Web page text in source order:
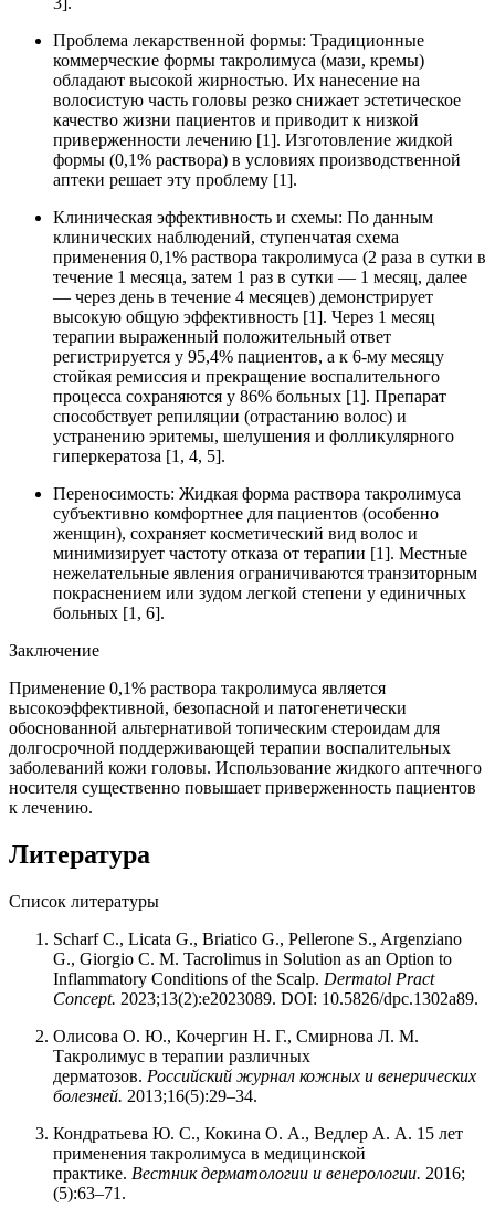
Проблема лекарственной формы: Традиционные
коммерческие формы такролимуса (мази, кремы)
обладают высокой жирностью. Их нанесение на
волосистую часть головы резко снижает эстетическое
качество жизни пациентов и приводит к низкой
приверженности лечению [1]. Изготовление жидкой
формы (0,1% раствора) в условиях производственной
аптеки решает эту проблему [1].
Клиническая эффективность и схемы: По данным
клинических наблюдений, ступенчатая схема
применения 0,1% раствора такролимуса (2 раза в сутки в
течение 1 месяца, затем 1 раз в сутки — 1 месяц, далее
— через день в течение 4 месяцев) демонстрирует
высокую общую эффективность [1]. Через 1 месяц
терапии выраженный положительный ответ
регистрируется у 95,4% пациентов, а к 6-му месяцу
стойкая ремиссия и прекращение воспалительного
процесса сохраняются у 86% больных [1]. Препарат
способствует репиляции (отрастанию волос) и
устранению эритемы, шелушения и фолликулярного
гиперкератоза [1, 4, 5].
Переносимость: Жидкая форма раствора такролимуса
субъективно комфортнее для пациентов (особенно
женщин), сохраняет косметический вид волос и
минимизирует частоту отказа от терапии [1]. Местные
нежелательные явления ограничиваются транзиторным
покраснением или зудом легкой степени у единичных
больных [1, 6].
Заключение
Применение 0,1% раствора такролимуса является
высокоэффективной, безопасной и патогенетически
обоснованной альтернативой топическим стероидам для
долгосрочной поддерживающей терапии воспалительных
заболеваний кожи головы. Использование жидкого аптечного
носителя существенно повышает приверженность пациентов
к лечению.
Литература
Список литературы
Scharf C., Licata G., Briatico G., Pellerone S., Argenziano
G., Giorgio C. M. Tacrolimus in Solution as an Option to
Inflammatory Conditions of the Scalp. Dermatol Pract
Concept. 2023;13(2):e2023089. DOI: 10.5826/dpc.1302a89.
Олисова О. Ю., Кочергин Н. Г., Смирнова Л. М.
Такролимус в терапии различных
дерматозов. Российский журнал кожных и венерических
болезней. 2013;16(5):29–34.
Кондратьева Ю. С., Кокина О. А., Ведлер А. А. 15 лет
применения такролимуса в медицинской
практике. Вестник дерматологии и венерологии. 2016;
(5):63–71.